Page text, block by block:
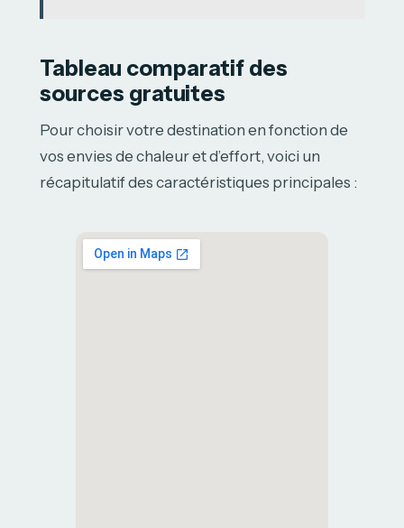
Tableau comparatif des
sources gratuites
Pour choisir votre destination en fonction de
vos envies de chaleur et d’effort, voici un
récapitulatif des caractéristiques principales :